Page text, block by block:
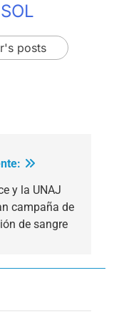
posts
y la UNAJ
campaña de
de sangre